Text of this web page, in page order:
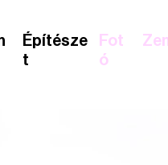
Építésze
t
Fot
ó